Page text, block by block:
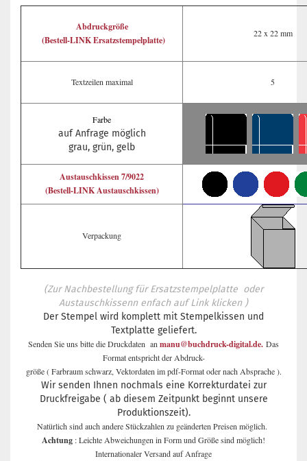
Abdruckgröße
(Bestell-LINK Ersatzstempelplatte)
22 x 22 mm
Textzeilen maximal 5
Farbe
auf Anfrage möglich
grau, grün, gelb
Austauschkissen 7/9022
(Bestell-LINK Austauschkissen)
Verpackung
(Zur Nachbestellung für Ersatzstempelplatte oder
Austauschkissenn enfach auf Link klicken )
Der Stempel wird komplett mit Stempelkissen und
Textplatte geliefert.
Senden Sie uns bitte die Druckdaten anmanu@buchdruck-digital.de. Das
Format entspricht der Abdruck-
größe ( Farbraum schwarz, Vektordaten im pdf-Format oder nach Absprache ).
Wir senden Ihnen nochmals eine Korrekturdatei zur
Druckfreigabe ( ab diesem Zeitpunkt beginnt unsere
Produktionszeit).
Natürlich sind auch andere Stückzahlen zu geänderten Preisen möglich.
Achtung : Leichte Abweichungen in Form und Größe sind möglich!
Internationaler Versand auf Anfrage